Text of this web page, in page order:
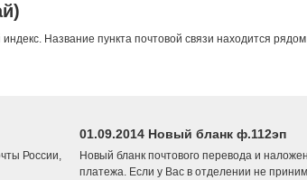
Название пункта почтовой связи находится
России,
01.09.2014 Новый бланк ф.112эп
Новый бланк почтового перевода и
платежа. Если у Вас в отделении не